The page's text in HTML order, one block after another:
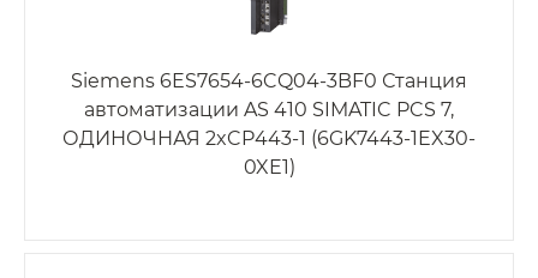
Siemens 6ES7654-6CQ04-3BF0 Станция
автоматизации AS 410 SIMATIC PCS 7,
ОДИНОЧНАЯ 2xCP443-1 (6GK7443-1EX30-
0XE1)